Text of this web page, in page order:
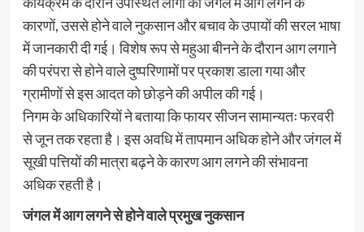
कारणों, उससे होने वाले नुकसान और बचाव के उपायों की सरल भाषा
में जानकारी दी गई। विशेष रूप से महुआ बीनने के दौरान आग लगाने
की परंपरा से होने वाले दुष्परिणामों पर प्रकाश डाला गया और
ग्रामीणों से इस आदत को छोड़ने की अपील की गई।
निगम के अधिकारियों ने बताया कि फायर सीजन सामान्यतः फरवरी
से जून तक रहता है। इस अवधि में तापमान अधिक होने और जंगल में
सूखी पत्तियों की मात्रा बढ़ने के कारण आग लगने की संभावना
अधिक रहती है।
जंगल में आग लगने से होने वाले प्रमुख नुकसान